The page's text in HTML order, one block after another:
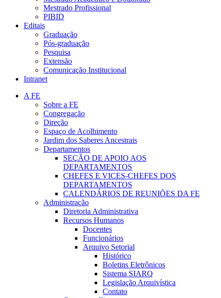
Mestrado Profissional
PIBID
Editais
Graduação
Pós-graduação
Pesquisa
Extensão
Comunicação Institucional
Intranet
A FE
Sobre a FE
Congregação
Direção
Espaço de Acolhimento
Jardim dos Saberes Ancestrais
Departamentos
SEÇÃO DE APOIO AOS
DEPARTAMENTOS
CHEFES E VICES-CHEFES DOS
DEPARTAMENTOS
CALENDÁRIOS DE REUNIÕES DA FE
Administração
Diretoria Administrativa
Recursos Humanos
Docentes
Funcionários
Arquivo Setorial
Histórico
Boletins Eletrônicos
Sistema SIARQ
Legislação Arquivística
Contato